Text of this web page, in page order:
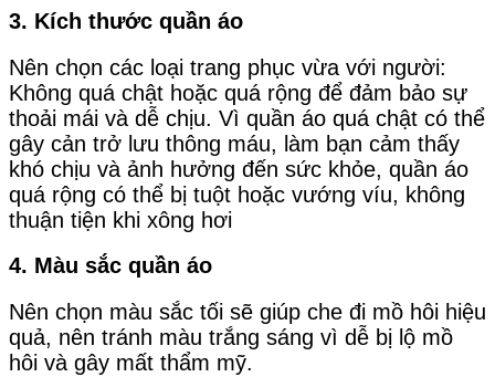
3. Kích thước quần áo
Nên chọn các loại trang phục vừa với người:
Không quá chật hoặc quá rộng để đảm bảo sự
thoải mái và dễ chịu. Vì quần áo quá chật có thể
gây cản trở lưu thông máu, làm bạn cảm thấy
khó chịu và ảnh hưởng đến sức khỏe, quần áo
quá rộng có thể bị tuột hoặc vướng víu, không
thuận tiện khi xông hơi
4. Màu sắc quần áo
Nên chọn màu sắc tối sẽ giúp che đi mồ hôi hiệu
quả, nên tránh màu trắng sáng vì dễ bị lộ mồ
hôi và gây mất thẩm mỹ.